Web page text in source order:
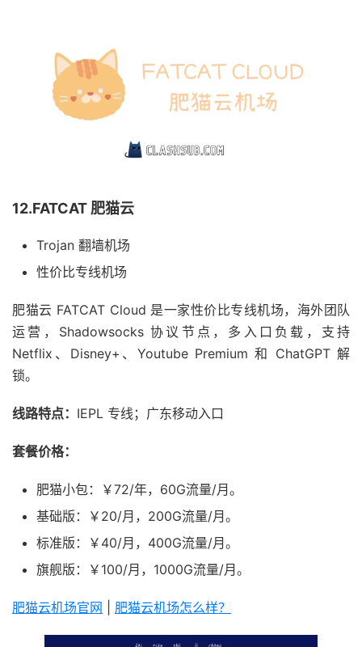
12.FATCAT 肥猫云
Trojan 翻墙机场
性价比专线机场
肥猫云 FATCAT Cloud 是一家性价比专线机场，海外团队
运营，Shadowsocks 协议节点，多入口负载，支持
Netflix、Disney+、Youtube Premium 和 ChatGPT 解
锁。
线路特点： IEPL 专线；广东移动入口
套餐价格：
肥猫小包：￥72/年，60G流量/月。
基础版：￥20/月，200G流量/月。
标准版：￥40/月，400G流量/月。
旗舰版：￥100/月，1000G流量/月。
肥猫云机场官网 肥猫云机场怎么样？